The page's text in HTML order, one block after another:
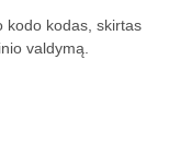
kodo kodas, skirtas
valdymą.